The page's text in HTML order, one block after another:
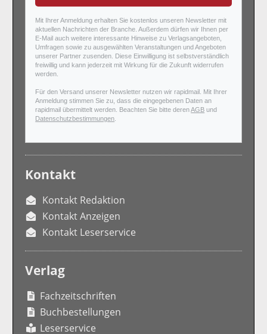
Mit Ihrer Anmeldung erhalten Sie kostenlos unseren Newsletter mit
aktuellen Nachrichten der Branche. Außerdem dürfen wir Ihnen per
E-Mail auch weitere interessante Hinweise zu Verlagsangeboten,
Umfragen sowie zu ausgewählten Veranstaltungen und Angeboten
unserer Partner zusenden. Diese Einwilligung ist selbstverständlich
freiwillig und kann jederzeit mit Wirkung für die Zukunft widerrufen
werden.
Für den Versand unserer Newsletter nutzen wir rapidmail. Mit Ihrer
Anmeldung stimmen Sie zu, dass die eingegebenen Daten an
rapidmail übermittelt werden. Beachten Sie bitte derenAGB und
Datenschutzbestimmungen
Kontakt
Kontakt Redaktion
Kontakt Anzeigen
Kontakt Leserservice
Verlag
Fachzeitschriften
Buchbestellungen
Leserservice